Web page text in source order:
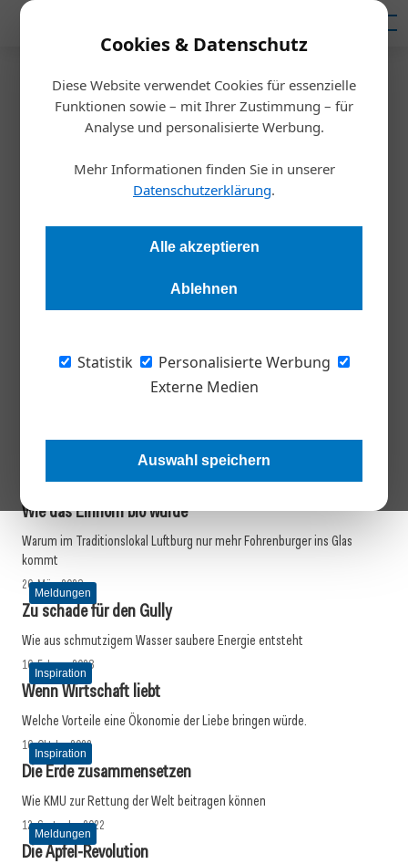
Cookies & Datenschutz
Diese Website verwendet Cookies für essenzielle
Funktionen sowie – mit Ihrer Zustimmung – für
Analyse und personalisierte Werbung.
Mehr Informationen finden Sie in unserer
Datenschutzerklärung.
Alle akzeptieren
Ablehnen
Statistik
Personalisierte Werbung
Externe Medien
Auswahl speichern
Artikel von Harald
Koisser
Inspiration
Urban Mining
24. November 2023
Ist Purpose wertlos?
Menschlichkeit hilft
Menschen anzunehmen, anstatt sie abzuschieben.
Wie sich ein österreichischer Pionier von komplett verrottbaren
Verpackungslösungen am Weltmarkt durchsetzt.
27. März 2023
Wie das Einhorn bio wurde
Warum im Traditionslokal Luftburg nur mehr Fohrenburger ins Glas
kommt
Meldungen
26. März 2023
Zu schade für den Gully
Wie aus schmutzigem Wasser saubere Energie entsteht
Inspiration
16. Februar 2023
Wenn Wirtschaft liebt
Welche Vorteile eine Ökonomie der Liebe bringen würde.
Inspiration
16. Oktober 2022
Die Erde zusammensetzen
Wie KMU zur Rettung der Welt beitragen können
Meldungen
12. September 2022
Die Apfel-Revolution